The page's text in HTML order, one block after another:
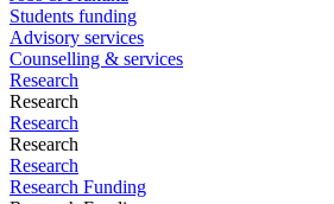
Students funding
Advisory services
Counselling & services
Research
Research
Research
Research
Research
Research Funding